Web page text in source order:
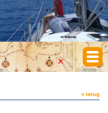
« terug